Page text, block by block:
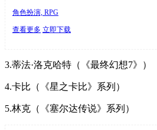
角色扮演, RPG
查看更多 立即下载
3.蒂法·洛克哈特（《最终幻想7》）
4.卡比（《星之卡比》系列）
5.林克（《塞尔达传说》系列）